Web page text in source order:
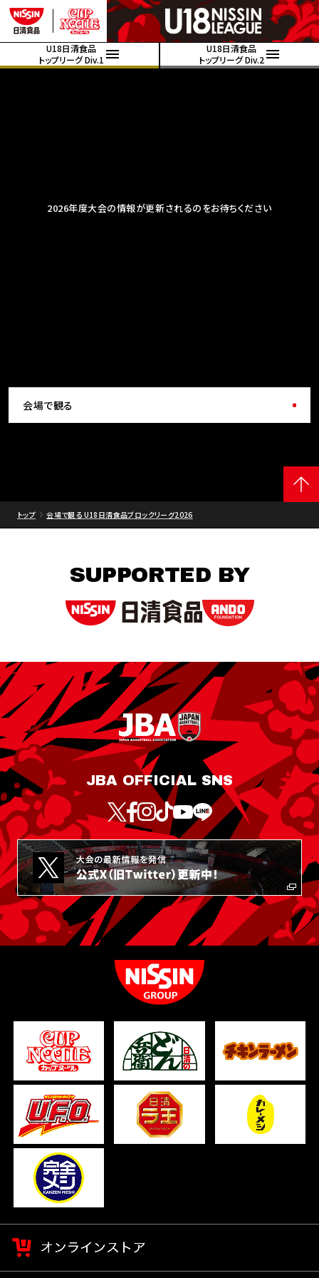
U18日清食品
トップリーグ Div.1
U18日清食品
トップリーグ Div.2
2026年度大会の情報が更新されるのをお待ちください
会場で観る
トップ 会場で観る U18日清食品ブロックリーグ2026
SUPPORTED BY
JBA OFFICIAL SNS